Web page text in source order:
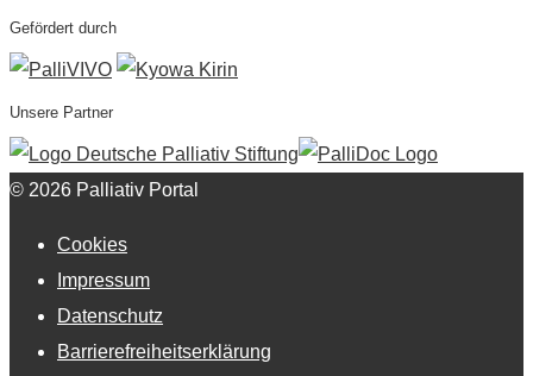
Gefördert durch
Unsere Partner
© 2026 Palliativ Portal
Cookies
Impressum
Datenschutz
Barrierefreiheitserklärung